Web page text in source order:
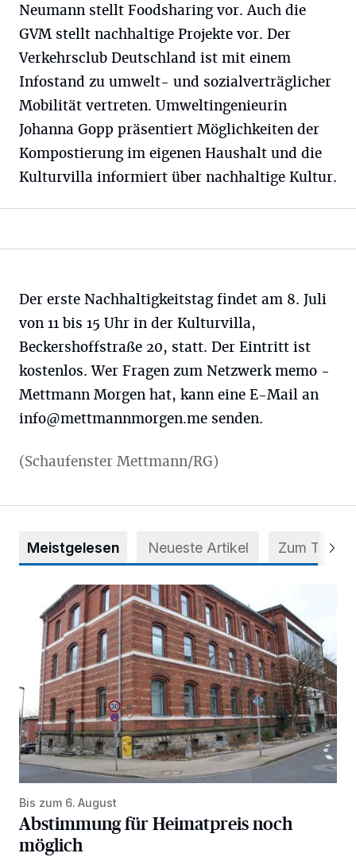
Neumann stellt Foodsharing vor. Auch die
GVM stellt nachhaltige Projekte vor. Der
Verkehrsclub Deutschland ist mit einem
Infostand zu umwelt- und sozialverträglicher
Mobilität vertreten. Umweltingenieurin
Johanna Gopp präsentiert Möglichkeiten der
Kompostierung im eigenen Haushalt und die
Kulturvilla informiert über nachhaltige Kultur.
Der erste Nachhaltigkeitstag findet am 8. Juli
von 11 bis 15 Uhr in der Kulturvilla,
Beckershoffstraße 20, statt. Der Eintritt ist
kostenlos. Wer Fragen zum Netzwerk memo -
Mettmann Morgen hat, kann eine E-Mail an
info@mettmannmorgen.me senden.
(Schaufenster Mettmann/RG)
Meistgelesen Neueste Artikel Zum Thema
Abstimmung für Heimatpreis noch möglich
Bis zum 6. August
Abstimmung für Heimatpreis noch
möglich